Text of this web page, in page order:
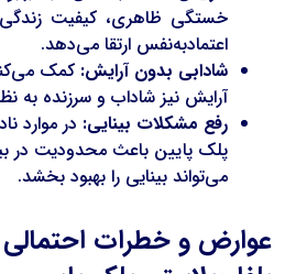
خستگی ظاهری، کیفیت زندگی
اعتمادبه‌نفس ارتقا می‌دهد.
شادابی بدون آرایش: کمک
آرایش نیز شاداب و سرزنده به
رفع مشکلات بینایی: در موارد
پلک پایین باعث محدودیت در
می‌تواند بینایی را بهبود بخشد.
عوارض و خطرات